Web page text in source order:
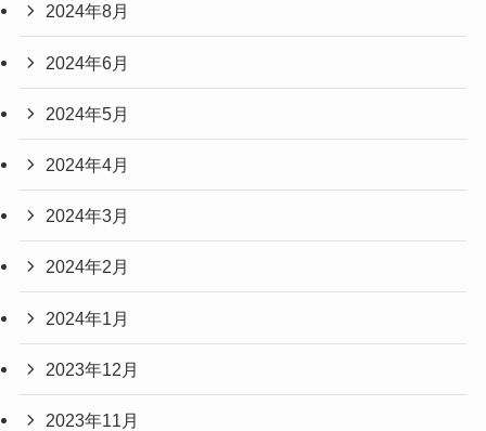
2024年8月
2024年6月
2024年5月
2024年4月
2024年3月
2024年2月
2024年1月
2023年12月
2023年11月